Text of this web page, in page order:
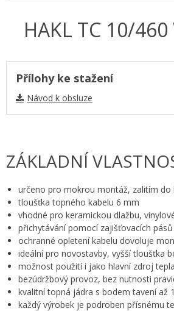
HAKL TC 10/
Přílohy ke stažení
Návod k obsluze
ZÁKLADNÍ
určeno pro mokrou montáž, zalitím do
tloušťka topného kabelu 6 mm
vhodné pro keramickou dlažbu,
přichytávání pomocí zajišťovacích pásů
ochranné opletení kabelu dovoluje
ideální pro novostavby, vyšší tloušťka
možnost použití i jako hlavní zdroj
bezúdržbový provoz, bez nutnosti
kvalitní topná jádra s bodem tavení až
každý výrobek je podroben přísnému